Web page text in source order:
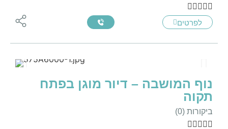

לפרטים
נוף המושבה – דיור מוגן בפתח
תקוה
ביקורות (0)
